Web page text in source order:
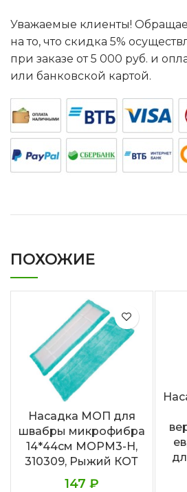
Уважаемые клиенты!
на то, что скидка 5%
при заказе от 5 000 руб. и
или банковской картой.
ПОХОЖИЕ
Насадка МОП для
швабры микрофибра
14*44см MOPM3-H,
310309, Рыжий КОТ
147 ₽